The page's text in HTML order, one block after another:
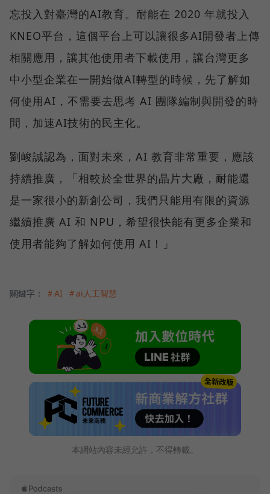
忘投入對臺灣的AI教育。耐能在 2020 年就投入
KNEO平台，這個平台上可以讓很多AI開發者上傳
相關應用，讓其他使用者下載使用，讓台灣更多
中小型企業在一開始做AI轉型的時候，先了解如
何使用AI，不需要去思考 AI 團隊編制與開發的時
間，加速AI技術的民主化。
劉峻誠認為，面對未來，AI 教育非常重要，應該
持續推廣，「相較於全世界的晶片大廠，耐能還
是一家很小的新創公司，我們只能用有限的資源
繼續推廣 AI 和 NPU，希望很快能有更多企業和
使用者能夠了解如何使用 AI！」
關鍵字： ＃AI ＃ai人工智慧
本網站內容未經允許，不得轉載。